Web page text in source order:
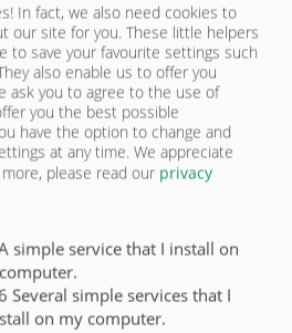
s ochranným
O
O
sklopná
X
In fact, we also need cookies to
our site for you. These little helpers
to save your favourite settings such
also enable us to offer you
ask you to agree to the use of
you the best possible
have the option to change and
at any time. We appreciate
please read our privacy
simple service that I install on
6 Several simple services that I
on my computer.